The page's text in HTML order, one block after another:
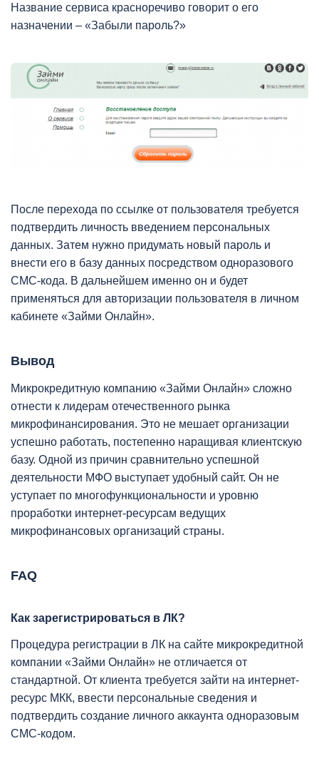
Название сервиса красноречиво говорит о его
назначении – «Забыли пароль?»
После перехода по ссылке от пользователя требуется
подтвердить личность введением персональных
данных. Затем нужно придумать новый пароль и
внести его в базу данных посредством одноразового
СМС-кода. В дальнейшем именно он и будет
применяться для авторизации пользователя в личном
кабинете «Займи Онлайн».
Вывод
Микрокредитную компанию «Займи Онлайн» сложно
отнести к лидерам отечественного рынка
микрофинансирования. Это не мешает организации
успешно работать, постепенно наращивая клиентскую
базу. Одной из причин сравнительно успешной
деятельности МФО выступает удобный сайт. Он не
уступает по многофункциональности и уровню
проработки интернет-ресурсам ведущих
микрофинансовых организаций страны.
FAQ
Как зарегистрироваться в ЛК?
Процедура регистрации в ЛК на сайте микрокредитной
компании «Займи Онлайн» не отличается от
стандартной. От клиента требуется зайти на интернет-
ресурс МКК, ввести персональные сведения и
подтвердить создание личного аккаунта одноразовым
СМС-кодом.